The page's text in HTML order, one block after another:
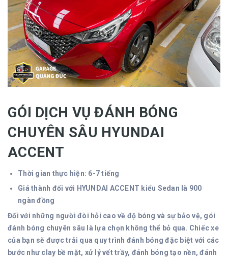
GÓI DỊCH VỤ ĐÁNH BÓNG
CHUYÊN SÂU HYUNDAI
ACCENT
Thời gian thực hiện: 6-7 tiếng
Giá thành đối với HYUNDAI ACCENT kiểu Sedan là 900
ngàn đồng
Đối với những người đòi hỏi cao về độ bóng và sự bảo vệ, gói
đánh bóng chuyên sâu là lựa chọn không thể bỏ qua. Chiếc xe
của bạn sẽ được trải qua quy trình đánh bóng đặc biệt với các
bước như clay bề mặt, xử lý vết trầy, đánh bóng tạo nền, đánh